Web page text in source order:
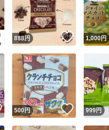
他フリマ実績◯+ このユー
スピード&安心発送
※このバッジは実績に基づく表示であり
スピード＆安心発送
このユー
ます
スピード発送 このユー
いいね！
888円 いいね！
1,000円
いいね！
500円 いいね！
999円